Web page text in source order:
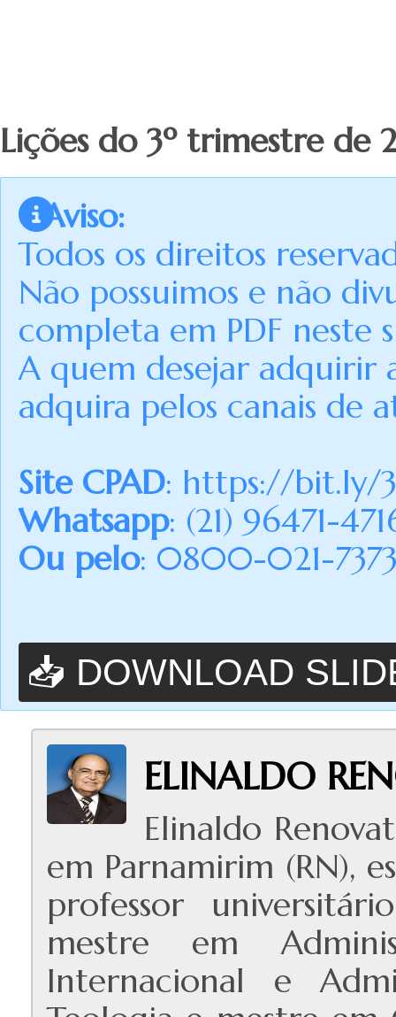
Lições do 3º trimestre de
Aviso:
Todos os direitos
Não possuimos e não
completa em PDF neste
A quem desejar adquirir
adquira pelos canais de
Site CPAD: https://bit.ly/
Whatsapp: (21) 96471-
Ou pelo: 0800-021-7373
📥 DOWNLOAD
ELINALDO
Elinaldo
em Parnamirim (RN),
professor
mestre em
Internacional e